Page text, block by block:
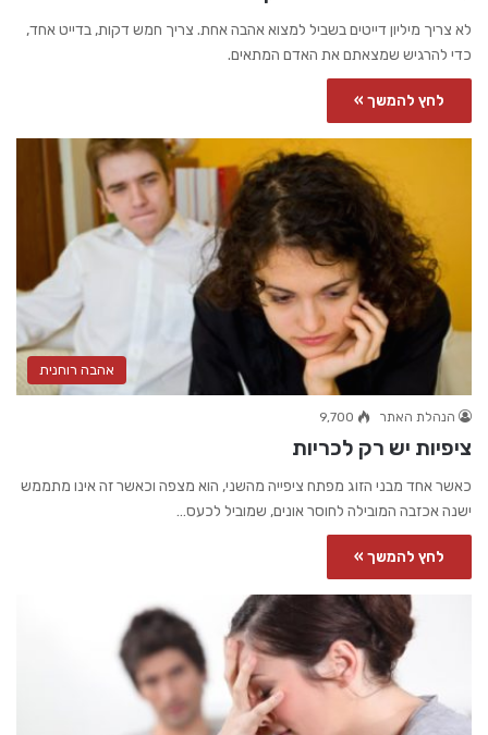
לא צריך מיליון דייטים בשביל למצוא אהבה אחת. צריך חמש דקות, בדייט אחד,
כדי להרגיש שמצאתם את האדם המתאים.
לחץ להמשך »
אהבה רוחנית
הנהלת האתר 9,700
ציפיות יש רק לכריות
כאשר אחד מבני הזוג מפתח ציפייה מהשני, הוא מצפה וכאשר זה אינו מתממש
ישנה אכזבה המובילה לחוסר אונים, שמוביל לכעס…
לחץ להמשך »